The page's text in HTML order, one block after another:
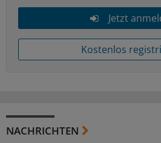
Jetzt
Kostenlos
NACHRICHTEN